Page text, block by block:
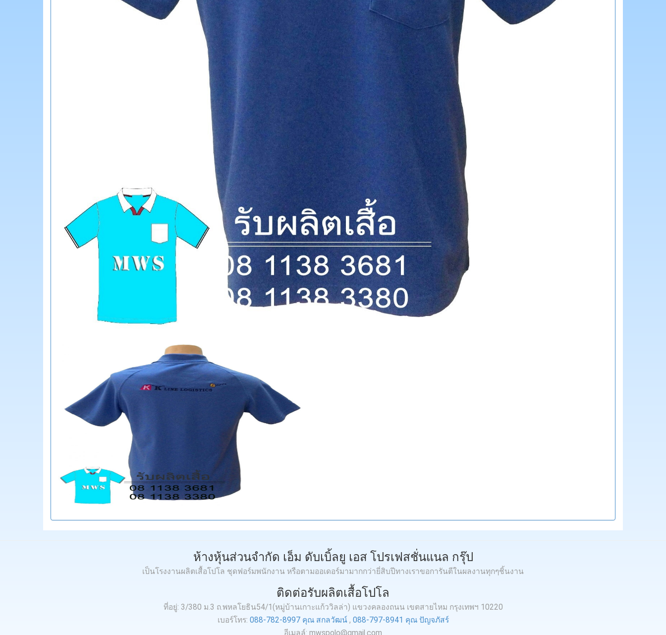
ห้างหุ้นส่วนจำกัด เอ็ม ดับเบิ้ลยู เอส โปรเฟสชั่นแนล กรุ๊ป
เป็นโรงงานผลิตเสื้อโปโล ชุดฟอร์มพนักงาน หรือตามออเดอร์มามากกว่ายี่สิบปีทางเราขอการันตีในผลงานทุกๆชิ้นงาน
ติดต่อรับผลิตเสื้อโปโล
ที่อยู่: 3/380 ม.3 ถ.พหลโยธิน54/1(หมู่บ้านเกาะแก้ววิลล่า) แขวงคลองถนน เขตสายไหม กรุงเทพฯ 10220
เบอร์โทร: 088-782-8997 คุณ สกลวัฒน์ , 088-797-8941 คุณ ปัญจภัสร์
อีเมลล์: mwspolo@gmail.com